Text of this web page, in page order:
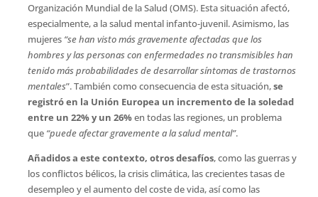
Organización Mundial de la Salud (OMS). Esta situación afectó,
especialmente, a la salud mental infanto-juvenil. Asimismo, las
mujeres “se han visto más gravemente afectadas que los
hombres y las personas con enfermedades no transmisibles han
tenido más probabilidades de desarrollar síntomas de trastornos
mentales”. También como consecuencia de esta situación,se
registró en la Unión Europea un incremento de la soledad
entre un 22% y un 26%en todas las regiones, un problema
que “puede afectar gravemente a la salud mental”.
Añadidos a este contexto, otros desafíos, como las guerras y
los conflictos bélicos, la crisis climática, las crecientes tasas de
desempleo y el aumento del coste de vida, así como las